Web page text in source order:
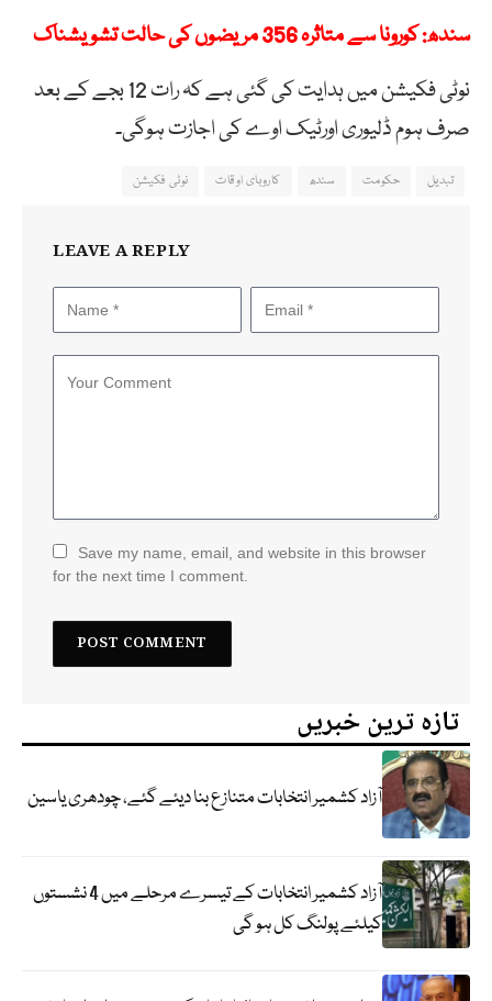
سندھ: کورونا سے متاثرہ 356 مریضوں کی حالت تشویشناک
نوٹی فکیشن میں ہدایت کی گئی ہے کہ رات 12 بجے کے بعد
صرف ہوم ڈلیوری اورٹیک اوے کی اجازت ہوگی۔
تبدیل حکومت سندھ کاروبای اوقات نوٹی فکیشن
LEAVE A REPLY
Save my name, email, and website in this browser
for the next time I comment.
تازہ ترین خبریں
آزاد کشمیر انتخابات متنازع بنا دیئے گئے، چودھری یاسین
آزاد کشمیر انتخابات کے تیسرے مرحلے میں 4 نشستوں
کیلئے پولنگ کل ہو گی